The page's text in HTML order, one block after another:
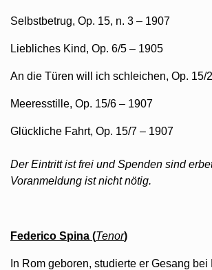
Selbstbetrug, Op. 15, n. 3 – 1907
Liebliches Kind, Op. 6/5 – 1905
An die Türen will ich schleichen, Op. 15/
Meeresstille, Op. 15/6 – 1907
Glückliche Fahrt, Op. 15/7 – 1907
Der Eintritt ist frei und Spenden sind
Voranmeldung ist nicht nötig.
Federico Spina (Tenor)
In Rom geboren, studierte er Gesang